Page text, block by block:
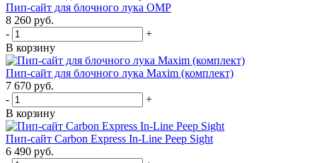
Пип-сайт для блочного лука ОМР
8 260 руб.
-
+
В корзину
Пип-сайт для блочного лука Maxim (комплект)
7 670 руб.
-
+
В корзину
Пип-сайт Carbon Express In-Line Peep Sight
6 490 руб.